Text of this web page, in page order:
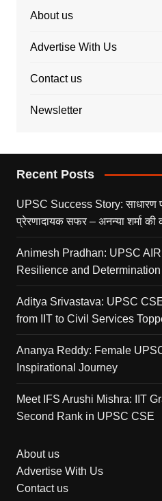
About us
Advertise With Us
Contact us
Newsletter
Recent Posts
UPSC Success Story: साधारण
प्रेरणादायक सफर – अनन्या शर्मा की
Animesh Pradhan: UPSC
Resilience and Determination
Aditya Srivastava: UPSC
from IIT to Civil Services
Ananya Reddy: Female
Inspirational Journey
Meet IFS Arushi Mishra: IIT
Second Rank in UPSC CSE
About us
Advertise With Us
Contact us